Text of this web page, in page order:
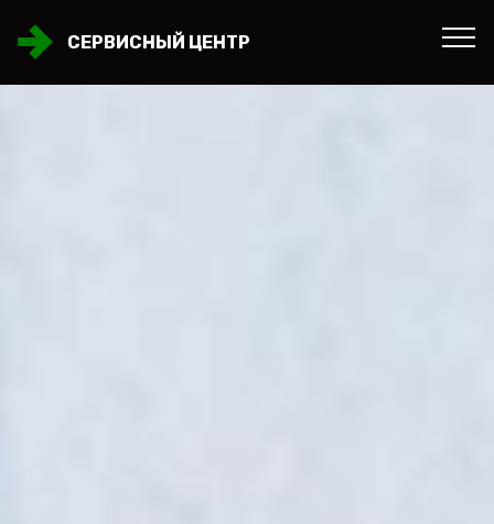
СЕРВИСНЫЙ ЦЕНТР